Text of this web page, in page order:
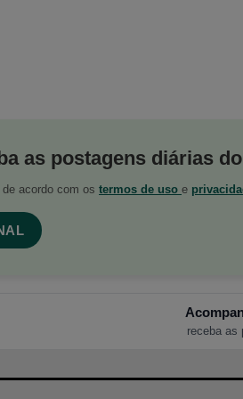
as postagens diárias
acordo com os termos de uso e
receba as